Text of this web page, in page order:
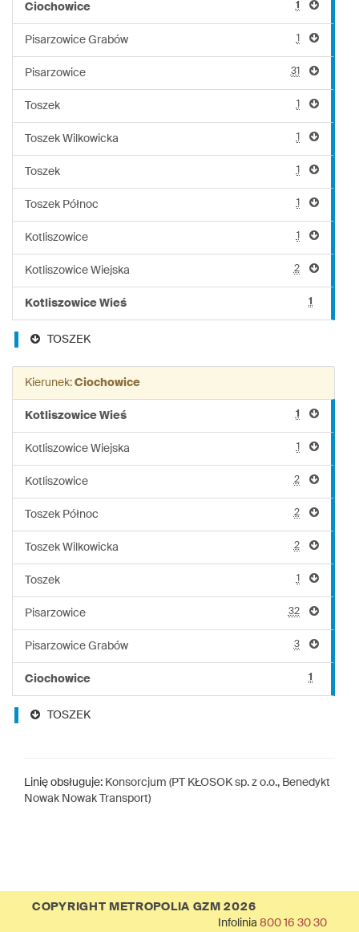
Ciochowice 1
Pisarzowice Grabów 1
Pisarzowice 31
Toszek 1
Toszek Wilkowicka 1
Toszek 1
Toszek Północ 1
Kotliszowice 1
Kotliszowice Wiejska 2
Kotliszowice Wieś 1
TOSZEK
Kierunek: Ciochowice
Kotliszowice Wieś 1
Kotliszowice Wiejska 1
Kotliszowice 2
Toszek Północ 2
Toszek Wilkowicka 2
Toszek 1
Pisarzowice 32
Pisarzowice Grabów 3
Ciochowice 1
TOSZEK
Linię obsługuje: Konsorcjum (PT KŁOSOK sp. z o.o., Benedykt
Nowak Nowak Transport)
COPYRIGHT METROPOLIA GZM 2026
Infolinia 800 16 30 30